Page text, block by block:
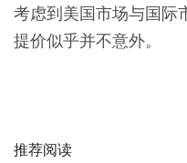
考虑到美国市场与国际
提价似乎并不意外。
推荐阅读